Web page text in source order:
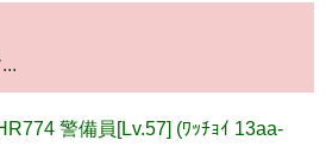
警備員[Lv.57] (ﾜｯﾁｮｲ 13aa-